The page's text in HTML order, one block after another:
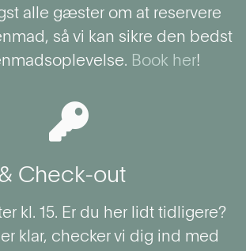
alle gæster om at reservere
så vi kan sikre den bedst
Book her!
Check-out
kl. 15. Er du her lidt tidligere?
klar, checker vi dig ind med